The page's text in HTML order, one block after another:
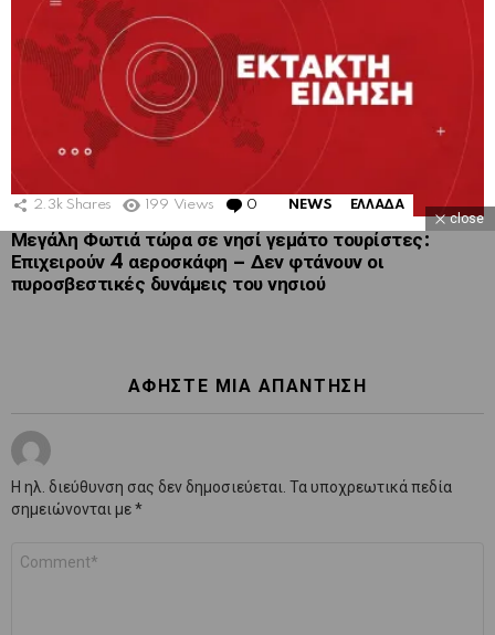
2.3k Shares 199 Views 0 Comments
NEWS ΕΛΛΑΔΑ
Μεγάλη Φωτιά τώρα σε νησί γεμάτο τουρίστες:
Επιχειρούν 4 αεροσκάφη – Δεν φτάνουν οι
πυροσβεστικές δυνάμεις του νησιού
ΑΦΉΣΤΕ ΜΙΑ ΑΠΆΝΤΗΣΗ
Η ηλ. διεύθυνση σας δεν δημοσιεύεται. Τα υποχρεωτικά πεδία
σημειώνονται με*
close